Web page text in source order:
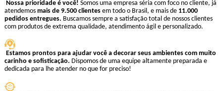
Nossa prioridade é você! Somos uma empresa séria com foco no cliente, j
atendemos mais de 9.500 clientesem todo o Brasil, e mais de 11.000
pedidos entregues. Buscamos sempre a satisfação total de nossos clientes
com produtos de extrema qualidade, atendimento ágil e personalizado.
Estamos prontos para ajudar você a decorar seus ambientes com muito
carinho e sofisticação. Dispomos de uma equipe altamente preparada e
dedicada para lhe atender no que for preciso!